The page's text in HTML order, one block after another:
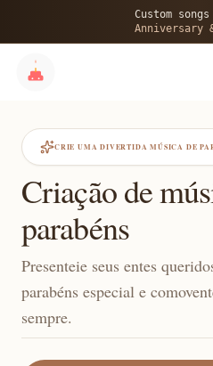
Custom
Anniversary
CRIE UMA DIVERTIDA MÚSICA DE
Criação de
parabéns
Presenteie seus entes
parabéns especial e
sempre.